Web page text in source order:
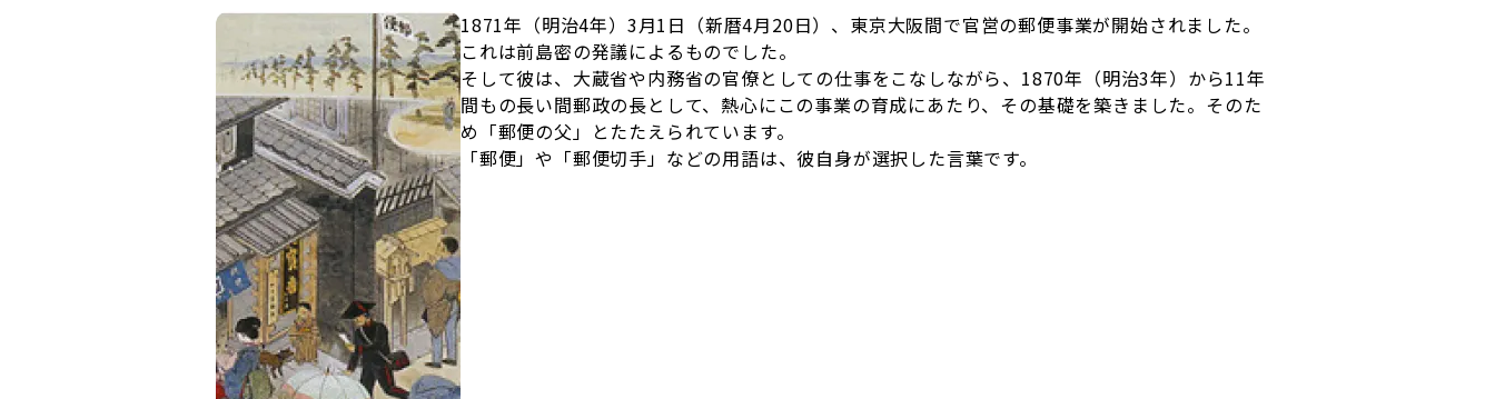
1871年（明治4年）3月1日（新暦4月20日）、東京大阪間で官営の郵便事業が開始されました。
これは前島密の発議によるものでした。
そして彼は、大蔵省や内務省の官僚としての仕事をこなしながら、1870年（明治3年）から11年
間もの長い間郵政の長として、熱心にこの事業の育成にあたり、その基礎を築きました。そのた
め「郵便の父」とたたえられています。
「郵便」や「郵便切手」などの用語は、彼自身が選択した言葉です。